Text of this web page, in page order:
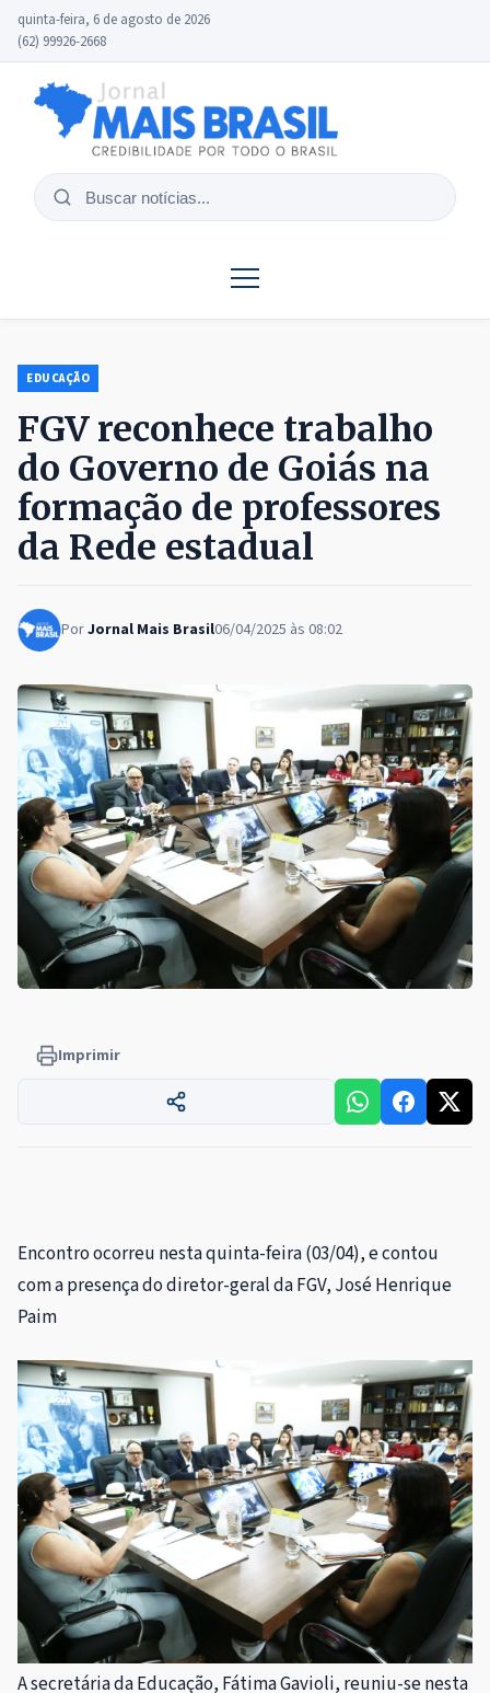
quinta-feira, 6 de agosto de 2026
(62) 99926-2668
Buscar
EDUCAÇÃO
FGV reconhece trabalho
do Governo de Goiás na
formação de professores
da Rede estadual
PorJornal Mais Brasil06/04/2025 às 08:02
Imprimir
Encontro ocorreu nesta quinta-feira (03/04), e contou
com a presença do diretor-geral da FGV, José Henrique
Paim
A secretária da Educação, Fátima Gavioli, reuniu-se nesta